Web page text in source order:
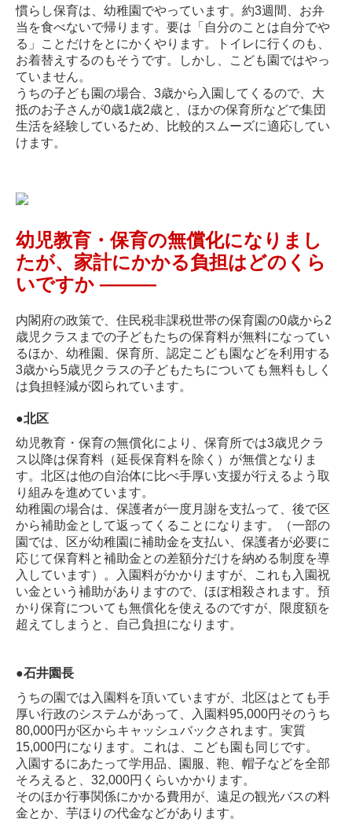
慣らし保育は、幼稚園でやっています。約3週間、お弁
当を食べないで帰ります。要は「自分のことは自分でや
る」ことだけをとにかくやります。トイレに行くのも、
お着替えするのもそうです。しかし、こども園ではやっ
ていません。
うちの子ども園の場合、3歳から入園してくるので、大
抵のお子さんが0歳1歳2歳と、ほかの保育所などで集団
生活を経験しているため、比較的スムーズに適応してい
けます。
幼児教育・保育の無償化になりまし
たが、家計にかかる負担はどのくら
いですか ―――
内閣府の政策で、住民税非課税世帯の保育園の0歳から2
歳児クラスまでの子どもたちの保育料が無料になってい
るほか、幼稚園、保育所、認定こども園などを利用する
3歳から5歳児クラスの子どもたちについても無料もしく
は負担軽減が図られています。
●北区
幼児教育・保育の無償化により、保育所では3歳児クラ
ス以降は保育料（延長保育料を除く）が無償となりま
す。北区は他の自治体に比べ手厚い支援が行えるよう取
り組みを進めています。
幼稚園の場合は、保護者が一度月謝を支払って、後で区
から補助金として返ってくることになります。（一部の
園では、区が幼稚園に補助金を支払い、保護者が必要に
応じて保育料と補助金との差額分だけを納める制度を導
入しています）。入園料がかかりますが、これも入園祝
い金という補助がありますので、ほぼ相殺されます。預
かり保育についても無償化を使えるのですが、限度額を
超えてしまうと、自己負担になります。
●石井園長
うちの園では入園料を頂いていますが、北区はとても手
厚い行政のシステムがあって、入園料95,000円そのうち
80,000円が区からキャッシュバックされます。実質
15,000円になります。これは、こども園も同じです。
入園するにあたって学用品、園服、鞄、帽子などを全部
そろえると、32,000円くらいかかります。
そのほか行事関係にかかる費用が、遠足の観光バスの料
金とか、芋ほりの代金などがあります。